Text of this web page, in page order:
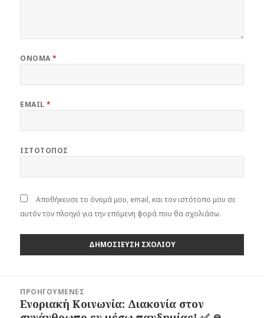
ΌΝΟΜΑ*
EMAIL*
ΙΣΤΌΤΟΠΟΣ
Αποθήκευσε το όνομά μου, email, και τον ιστότοπο μου σε
αυτόν τον πλοηγό για την επόμενη φορά που θα σχολιάσω.
άρθρωνΠΡΟΗΓΟΎΜΕΝΕΣ
Προηγούμενο
Ενοριακή Κοινωνία: Διακονία στον